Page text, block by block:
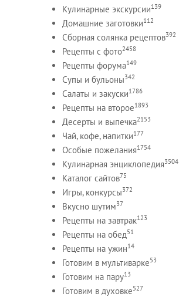
Кулинарные экскурсии139
Домашние заготовки112
Сборная солянка рецептов392
Рецепты c фото2458
Рецепты форума149
Супы и бульоны342
Салаты и закуски1786
Рецепты на второе1893
Десерты и выпечка2153
Чай, кофе, напитки177
Особые пожелания1754
Кулинарная энциклопедия3504
Каталог сайтов75
Игры, конкурсы372
Вкусно шутим37
Рецепты на завтрак123
Рецепты на обед51
Рецепты на ужин14
Готовим в мультиварке53
Готовим на пару13
Готовим в духовке527